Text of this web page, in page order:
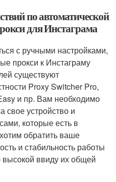
по автоматической
для Инстаграма
с ручными настройками,
прокси к Инстаграму
существуют
Proxy Switcher Pro,
и пр. Вам необходимо
свое устройство и
которые есть в
обратить ваше
и стабильность работы
высокой ввиду их общей